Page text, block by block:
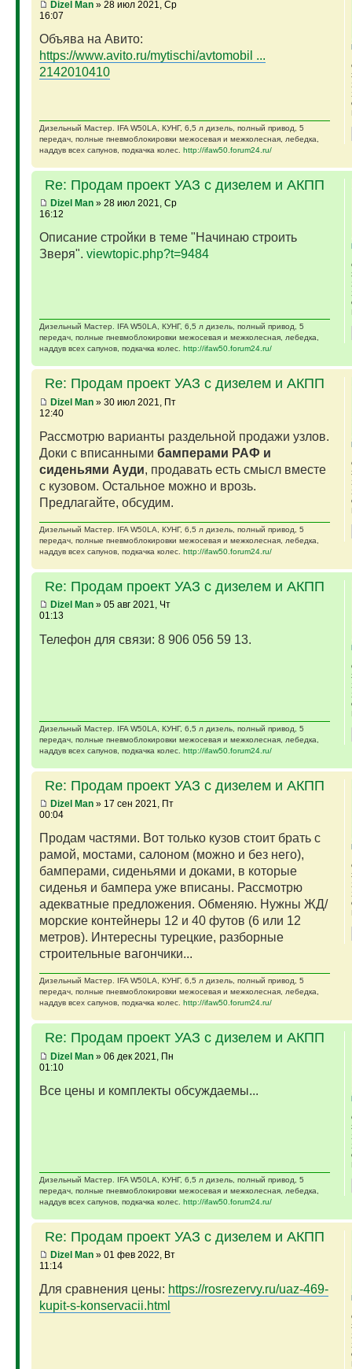
Dizel Man» 28 июл 2021, Ср
16:07
Объява на Авито:
https://www.avito.ru/mytischi/avtomobil ...
2142010410
Дизельный Мастер. IFA W50LA, КУНГ, 6,5 л дизель, полный привод, 5
передач, полные пневмоблокировки межосевая и межколесная, лебедка,
наддув всех сапунов, подкачка колес. http://ifaw50.forum24.ru/
Re: Продам проект УАЗ с дизелем и АКПП
Dizel Man» 28 июл 2021, Ср
16:12
Описание стройки в теме "Начинаю строить
Зверя". viewtopic.php?t=9484
Дизельный Мастер. IFA W50LA, КУНГ, 6,5 л дизель, полный привод, 5
передач, полные пневмоблокировки межосевая и межколесная, лебедка,
наддув всех сапунов, подкачка колес. http://ifaw50.forum24.ru/
Re: Продам проект УАЗ с дизелем и АКПП
Dizel Man» 30 июл 2021, Пт
12:40
Рассмотрю варианты раздельной продажи узлов.
Доки с вписанными бамперами РАФ и
сиденьями Ауди, продавать есть смысл вместе
с кузовом. Остальное можно и врозь.
Предлагайте, обсудим.
Дизельный Мастер. IFA W50LA, КУНГ, 6,5 л дизель, полный привод, 5
передач, полные пневмоблокировки межосевая и межколесная, лебедка,
наддув всех сапунов, подкачка колес. http://ifaw50.forum24.ru/
Re: Продам проект УАЗ с дизелем и АКПП
Dizel Man» 05 авг 2021, Чт
01:13
Телефон для связи: 8 906 056 59 13.
Дизельный Мастер. IFA W50LA, КУНГ, 6,5 л дизель, полный привод, 5
передач, полные пневмоблокировки межосевая и межколесная, лебедка,
наддув всех сапунов, подкачка колес. http://ifaw50.forum24.ru/
Re: Продам проект УАЗ с дизелем и АКПП
Dizel Man» 17 сен 2021, Пт
00:04
Продам частями. Вот только кузов стоит брать с
рамой, мостами, салоном (можно и без него),
бамперами, сиденьями и доками, в которые
сиденья и бампера уже вписаны. Рассмотрю
адекватные предложения. Обменяю. Нужны ЖД/
морские контейнеры 12 и 40 футов (6 или 12
метров). Интересны турецкие, разборные
строительные вагончики...
Дизельный Мастер. IFA W50LA, КУНГ, 6,5 л дизель, полный привод, 5
передач, полные пневмоблокировки межосевая и межколесная, лебедка,
наддув всех сапунов, подкачка колес. http://ifaw50.forum24.ru/
Re: Продам проект УАЗ с дизелем и АКПП
Dizel Man» 06 дек 2021, Пн
01:10
Все цены и комплекты обсуждаемы...
Дизельный Мастер. IFA W50LA, КУНГ, 6,5 л дизель, полный привод, 5
передач, полные пневмоблокировки межосевая и межколесная, лебедка,
наддув всех сапунов, подкачка колес. http://ifaw50.forum24.ru/
Re: Продам проект УАЗ с дизелем и АКПП
Dizel Man» 01 фев 2022, Вт
11:14
Для сравнения цены: https://rosrezervy.ru/uaz-469-
kupit-s-konservacii.html